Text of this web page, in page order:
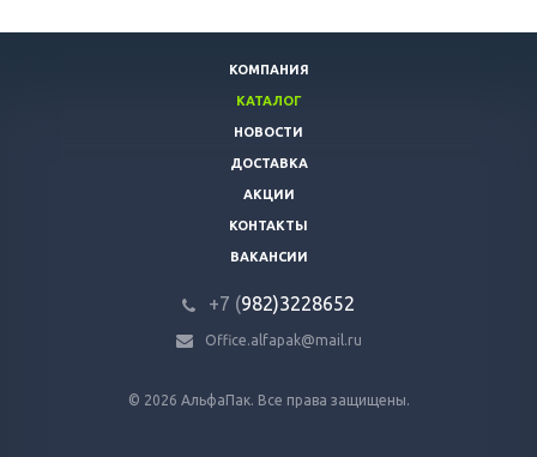
КОМПАНИЯ
КАТАЛОГ
НОВОСТИ
ДОСТАВКА
АКЦИИ
КОНТАКТЫ
ВАКАНСИИ
+7 (982)3228652
Office.alfapak@mail.ru
© 2026 АльфаПак. Все права защищены.